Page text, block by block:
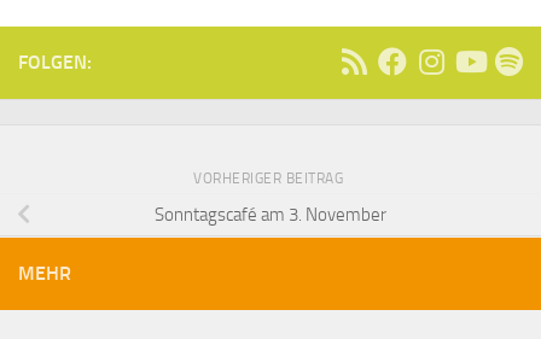
FOLGEN:
VORHERIGER BEITRAG
Sonntagscafé am 3. November
MEHR